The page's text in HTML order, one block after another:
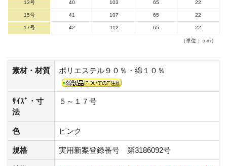
13号 40 103 65 22
15号 41 107 65 22
17号 42 112 65 22
（単位：ｃｍ）
素材・材質 ポリエステル９０％・綿１０％
ｻｲｽﾞ・寸
法
５～１７号
色 ピンク
規格 実用新案登録番号 第3186092号